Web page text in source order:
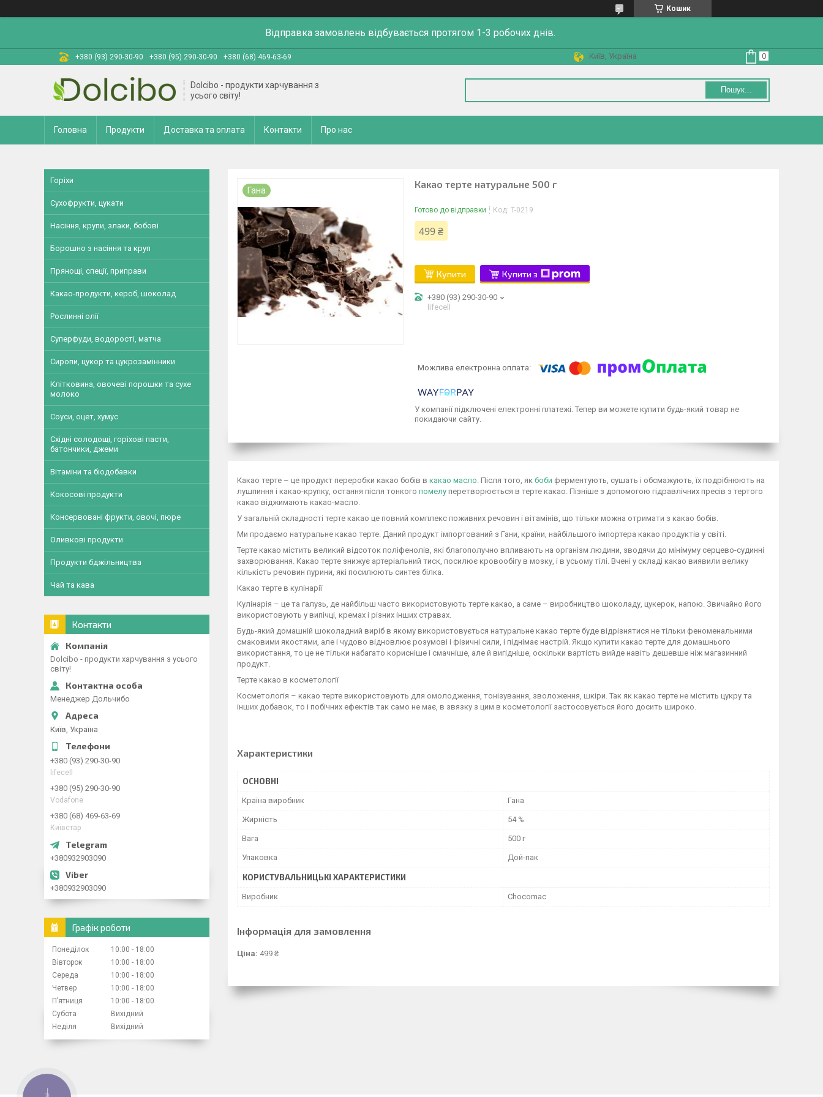
Кошик
Відправка замовлень відбувається протягом 1-3 робочих днів.
+380 (93) 290-30-90 +380 (95) 290-30-90 +380 (68) 469-63-69 Київ, Україна
Dolcibo - продукти харчування з
усього світу!
Пошук...
Головна Продукти Доставка та оплата Контакти Про нас
Гана
Какао терте натуральне 500 г
Готово до відправки Код: T-0219
499 ₴
Купити Купити з
+380 (93) 290-30-90
lifecell
У компанії підключені електронні платежі. Тепер ви можете купити будь-який товар не
покидаючи сайту.
Какао терте – це продукт переробки какао бобів в какао масло. Після того, як боби ферментують, сушать і обсмажують, їх подрібнюють на
лушпиння і какао-крупку, остання після тонкого помелу перетворюється в терте какао. Пізніше з допомогою гідравлічних пресів з тертого
какао віджимають какао-масло.
У загальній складності терте какао це повний комплекс поживних речовин і вітамінів, що тільки можна отримати з какао бобів.
Ми продаємо натуральне какао терте. Даний продукт імпортований з Гани, країни, найбільшого імпортера какао продуктів у світі.
Терте какао містить великий відсоток поліфенолів, які благополучно впливають на організм людини, зводячи до мінімуму серцево-судинні
захворювання. Какао терте знижує артеріальний тиск, посилює кровообігу в мозку, і в усьому тілі. Вчені у складі какао виявили велику
кількість речовин пурини, які посилюють синтез білка.
Какао терте в кулінарії
Кулінарія – це та галузь, де найбільш часто використовують терте какао, а саме – виробництво шоколаду, цукерок, напою. Звичайно його
використовують у випічці, кремах і різних інших стравах.
Будь-який домашній шоколадний виріб в якому використовується натуральне какао терте буде відрізнятися не тільки феноменальними
смаковими якостями, але і чудово відновлює розумові і фізичні сили, і піднімає настрій. Якщо купити какао терте для домашнього
використання, то це не тільки набагато корисніше і смачніше, але й вигідніше, оскільки вартість вийде навіть дешевше ніж магазинний
продукт.
Терте какао в косметології
Косметологія – какао терте використовують для омолодження, тонізування, зволоження, шкіри. Так як какао терте не містить цукру та
інших добавок, то і побічних ефектів так само не має, в звязку з цим в косметології застосовується його досить широко.
Характеристики
ОСНОВНІ
Країна виробник Гана
Жирність 54 %
Вага 500 г
Упаковка Дой-пак
КОРИСТУВАЛЬНИЦЬКІ ХАРАКТЕРИСТИКИ
Виробник Chocomac
Інформація для замовлення
Ціна: 499 ₴
Горіхи
Сухофрукти, цукати
Насіння, крупи, злаки, бобові
Борошно з насіння та круп
Прянощі, спеції, приправи
Какао-продукти, кероб, шоколад
Рослинні олії
Суперфуди, водорості, матча
Сиропи, цукор та цукрозамінники
Клітковина, овочеві порошки та сухе
молоко
Соуси, оцет, хумус
Східні солодощі, горіхові пасти,
батончики, джеми
Вітаміни та біодобавки
Кокосові продукти
Консервовані фрукти, овочі, пюре
Оливкові продукти
Продукти бджільництва
Чай та кава
Контакти
Dolcibo - продукти харчування з усього
світу!
Менеджер Дольчибо
Київ, Україна
+380 (93) 290-30-90
lifecell
+380 (95) 290-30-90
Vodafone
+380 (68) 469-63-69
Київстар
+380932903090
+380932903090
Графік роботи
Понеділок 10:00
18:00
Вівторок
10:00
18:00
Середа
10:00
18:00
Четвер
10:00
18:00
Пʼятниця
10:00
18:00
Субота
Вихідний
Неділя
Вихідний